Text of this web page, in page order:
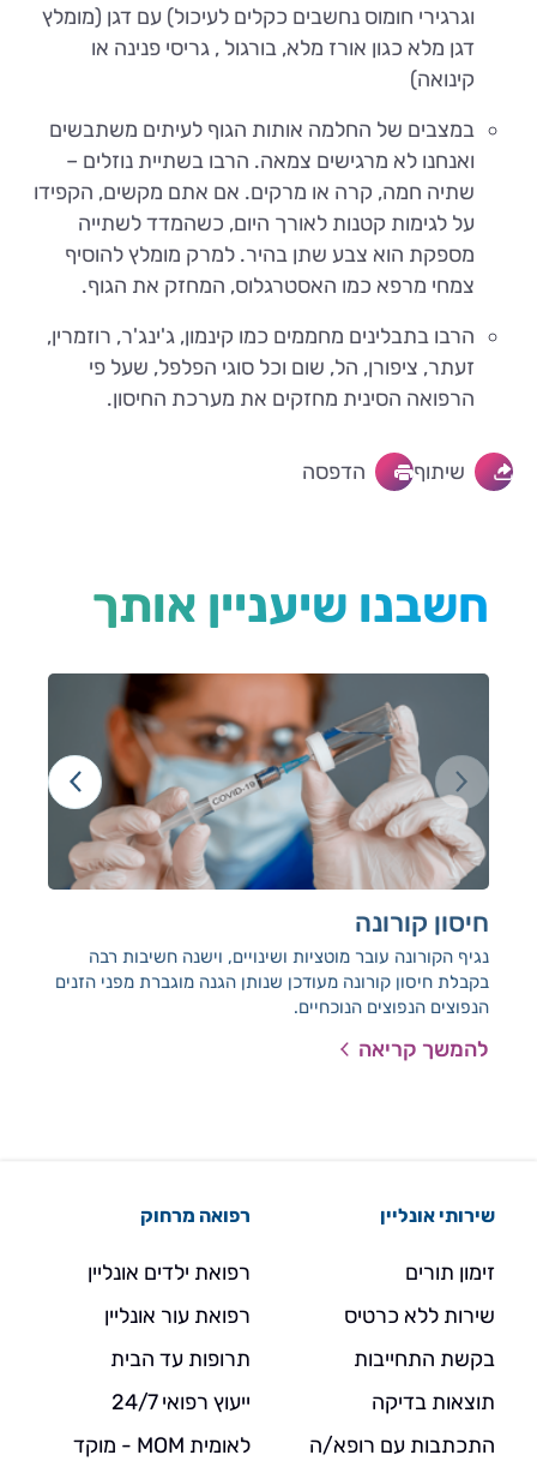
וגרגירי חומוס נחשבים כקלים לעיכול) עם דגן (מומלץ
דגן מלא כגון אורז מלא, בורגול , גריסי פנינה או
קינואה)
במצבים של החלמה אותות הגוף לעיתים משתבשים
ואנחנו לא מרגישים צמאה. הרבו בשתיית נוזלים –
שתיה חמה, קרה או מרקים. אם אתם מקשים, הקפידו
על לגימות קטנות לאורך היום, כשהמדד לשתייה
מספקת הוא צבע שתן בהיר. למרק מומלץ להוסיף
צמחי מרפא כמו האסטרגלוס, המחזק את הגוף.
הרבו בתבלינים מחממים כמו קינמון, ג'ינג'ר, רוזמרין,
זעתר, ציפורן, הל, שום וכל סוגי הפלפל, שעל פי
הרפואה הסינית מחזקים את מערכת החיסון.
שיתוף הדפסה
חשבנו שיעניין אותך
חיסון קורונה
נגיף הקורונה עובר מוטציות ושינויים, וישנה חשיבות רבה
בקבלת חיסון קורונה מעודכן שנותן הגנה מוגברת מפני הזנים
הנפוצים הנפוצים הנוכחיים.
להמשך קריאה
שירותי אונליין
זימון תורים
שירות ללא כרטיס
בקשת התחייבות
תוצאות בדיקה
התכתבות עם רופא/ה
רפואה מרחוק
רפואת ילדים אונליין
רפואת עור אונליין
תרופות עד הבית
ייעוץ רפואי 24/7
לאומית MOM - מוקד